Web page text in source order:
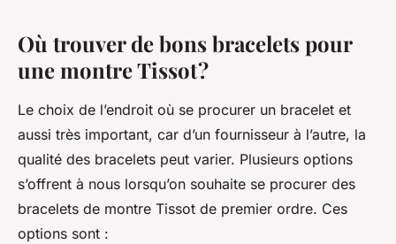
Où trouver de bons bracelets pour
une montre Tissot ?
Le choix de l’endroit où se procurer un bracelet et
aussi très important, car d’un fournisseur à l’autre, la
qualité des bracelets peut varier. Plusieurs options
s’offrent à nous lorsqu’on souhaite se procurer des
bracelets de montre Tissot de premier ordre. Ces
options sont :